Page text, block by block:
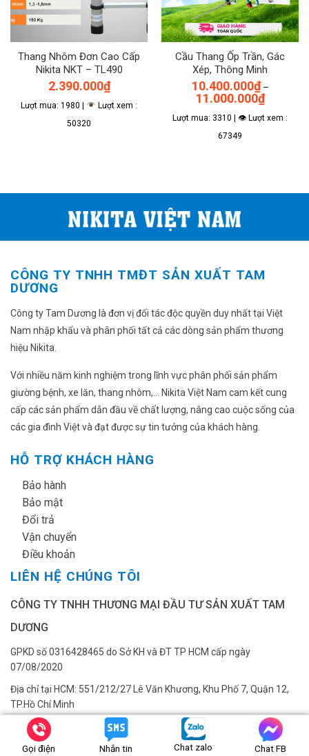
Thang Nhôm Đơn Cao Cấp
Nikita NKT – TL490
2.390.000₫
Lượt mua: 1980 |
Lượt xem :
50320
Cầu Thang Ốp Trần, Gác
Xép, Thông Minh
10.400.000₫ –
11.000.000₫Khoảng
giá:
từ
Lượt mua: 3310 | 👁 Lượt xem :
67349
có
nhiều
biến
thể.
chọn
thể
được
trang
phẩm
CÔNG TY TNHH TMĐT SẢN XUẤT TAM
DƯƠNG
Công ty Tam Dương là đơn vị đối tác độc quyền duy nhất tại Việt
Nam nhập khẩu và phân phối tất cả các dòng sản phẩm thương
hiệu Nikita.
Với nhiều năm kinh nghiệm trong lĩnh vực phân phối sản phẩm
giường bệnh, xe lăn, thang nhôm,... Nikita Việt Nam cam kết cung
cấp các sản phẩm dẫn đầu về chất lượng, nâng cao cuộc sống của
các gia đình Việt và đạt được sự tin tưởng của khách hàng.
HỖ TRỢ KHÁCH HÀNG
Bảo hành
Bảo mật
Đổi trả
Vận chuyển
Điều khoản
LIÊN HỆ CHÚNG TÔI
CÔNG TY TNHH THƯƠNG MẠI ĐẦU TƯ SẢN XUẤT TAM
DƯƠNG
GPKD số 0316428465 do Sở KH và ĐT TP HCM cấp ngày
07/08/2020
Địa chỉ tại HCM: 551/212/27 Lê Văn Khương, Khu Phố 7, Quận 12,
TP.Hồ Chí Minh
Hotline tại HCM: 0817.360.826 - 0917.939.780
Tài khoản ngân hàng: CÔNG TY TNHH THƯƠNG MẠI ĐẦU TƯ SẢN
Gọi điện Nhắn tin Chat zalo Chat FB